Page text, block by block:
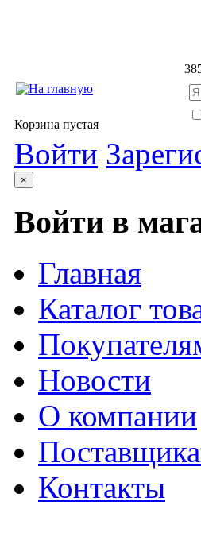
Корзина пустая
Войти
×
Войти в
Главная
Каталог
Новости
О компании
Контакты